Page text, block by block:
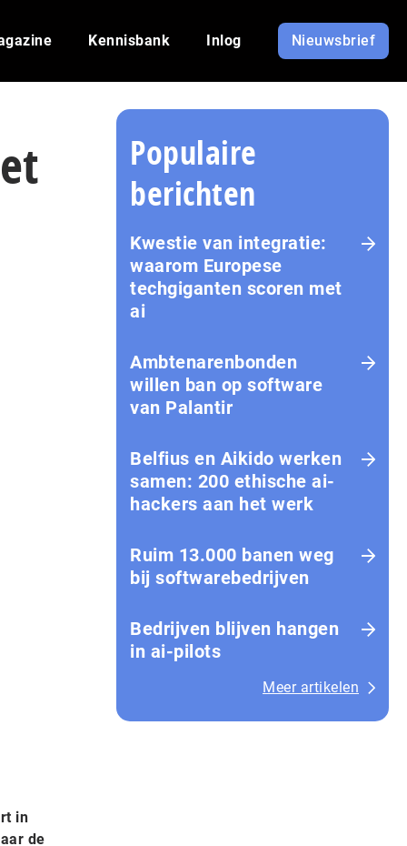
Kennisbank Inlog Nieuwsbrief
in
de
Populaire
berichten
Kwestie van integratie:
waarom Europese
techgiganten scoren met
ai
Amb­te­na­ren­bon­den
willen ban op software
van Palantir
Belfius en Aikido werken
samen: 200 ethische ai-
hackers aan het werk
Ruim 13.000 banen weg
bij softwarebedrijven
Bedrijven blijven hangen
in ai-pilots
Meer artikelen